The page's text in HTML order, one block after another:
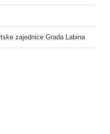
zajednice Grada Labina